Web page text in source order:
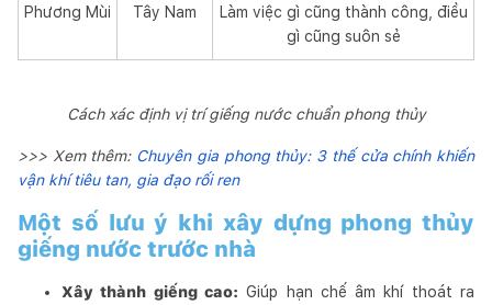
Phương Mùi Tây Nam
Làm việc gì cũng thành công, điều
gì cũng suôn sẻ
Cách xác định vị trí giếng nước chuẩn phong thủy
>>> Xem thêm: Chuyên gia phong thủy: 3 thế cửa chính khiến
vận khí tiêu tan, gia đạo rối ren
Một số lưu ý khi xây dựng phong thủy
giếng nước trước nhà
Xây thành giếng cao: Giúp hạn chế âm khí thoát ra